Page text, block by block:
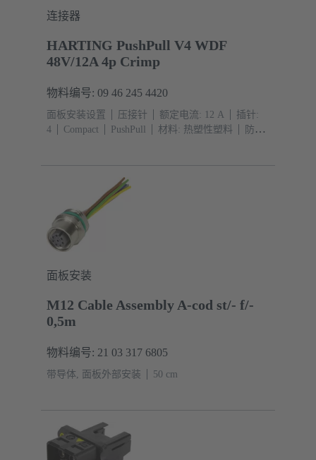
连接器
HARTING PushPull V4 WDF
48V/12A 4p Crimp
物料编号: 09 46 245 4420
面板安装设置 压接针 额定电流: ‌12 A
插针:
4
Compact PushPull 材料: 热塑性塑料
防护等
面板安装
M12 Cable Assembly A-cod st/- f/-
0,5m
物料编号: 21 03 317 6805
带导体, 面板外部安装 ‌50 cm